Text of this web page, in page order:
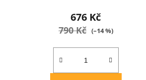
676 Kč
790 Kč (–14 %)